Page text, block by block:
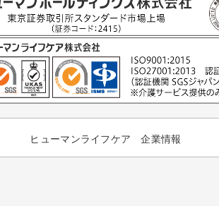
ヒューマンライフケア 企業情報